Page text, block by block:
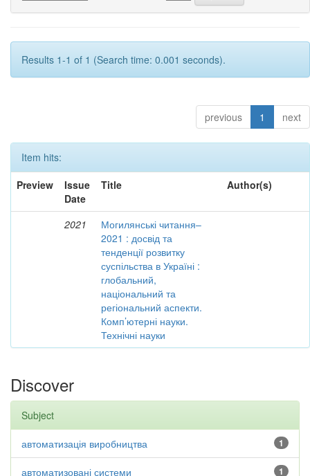
Results 1-1 of 1 (Search time: 0.001 seconds).
previous 1 next
Item hits:
Preview
Issue
Date
Title Author(s)
2021
Могилянські читання–
2021 : досвід та
тенденції розвитку
суспільства в Україні :
глобальний,
національний та
регіональний аспекти.
Комп’ютерні науки.
Технічні науки
Discover
Subject
1
автоматизація виробництва
1
автоматизовані системи